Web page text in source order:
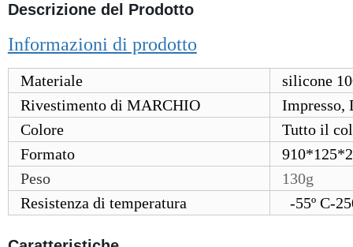
Descrizione del Prodotto
Informazioni di prodotto
Materiale
silicone
Rivestimento di MARCHIO
Impresso,
Colore
Tutto il
Formato
Peso
130g
Resistenza di temperatura
-55º C-